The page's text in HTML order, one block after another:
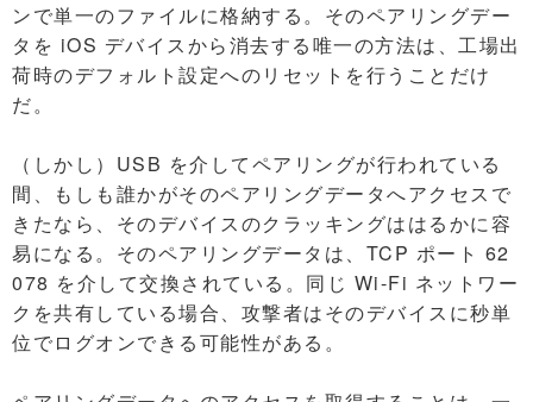
ンで単一のファイルに格納する。そのペアリングデー
タを iOS デバイスから消去する唯一の方法は、工場出
荷時のデフォルト設定へのリセットを行うことだけ
だ。
（しかし）USB を介してペアリングが行われている
間、もしも誰かがそのペアリングデータへアクセスで
きたなら、そのデバイスのクラッキングははるかに容
易になる。そのペアリングデータは、TCP ポート 62
078 を介して交換されている。同じ Wi-Fi ネットワー
クを共有している場合、攻撃者はそのデバイスに秒単
位でログオンできる可能性がある。